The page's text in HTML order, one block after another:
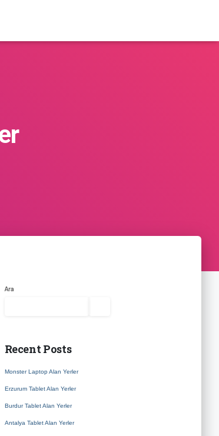
Ara
Recent Posts
Monster Laptop Alan Yerler
Erzurum Tablet Alan Yerler
Burdur Tablet Alan Yerler
Antalya Tablet Alan Yerler